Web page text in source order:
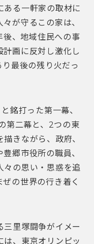
ある一軒家の取材に
が守るこの家は、
、地域住民への事
画に反対し激化し
最後の残り火だっ
銘打った第一幕、
第二幕と、2つの東
きながら、政府、
郷市役所の職員、
々の思い・思惑を追
の世界の行き着く
三里塚闘争がイメー
は、東京オリンピッ